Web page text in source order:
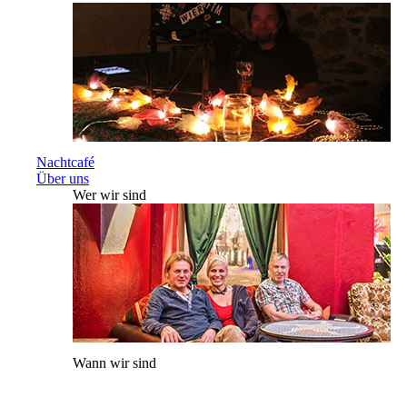
Nachtcafé
Über uns
Wer wir sind
Wann wir sind